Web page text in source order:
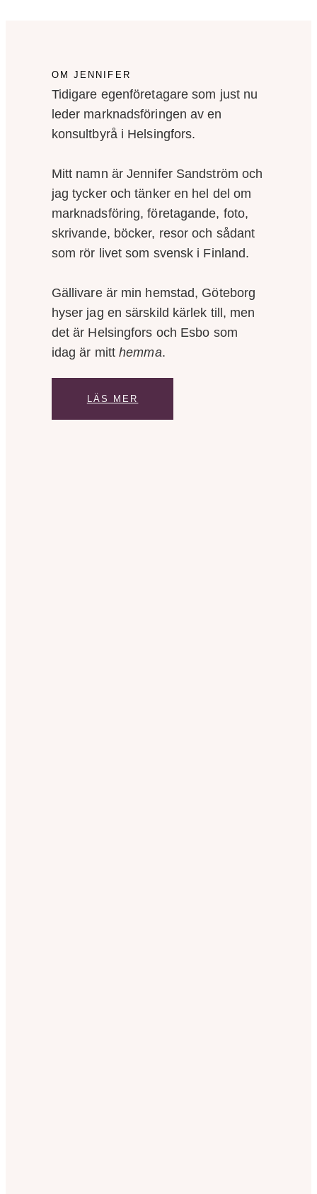
OM JENNIFER
Tidigare egenföretagare som just nu
leder marknadsföringen av en
konsultbyrå i Helsingfors.
Mitt namn är Jennifer Sandström och
jag tycker och tänker en hel del om
marknadsföring, företagande, foto,
skrivande, böcker, resor och sådant
som rör livet som svensk i Finland.
Gällivare är min hemstad, Göteborg
hyser jag en särskild kärlek till, men
det är Helsingfors och Esbo som
idag är mitthemma.
LÄS MER